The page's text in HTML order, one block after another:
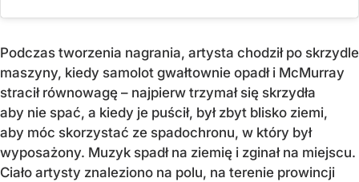
Podczas tworzenia nagrania, artysta chodził po skrzydle
maszyny, kiedy samolot gwałtownie opadł i McMurray
stracił równowagę – najpierw trzymał się skrzydła
aby nie spać, a kiedy je puścił, był zbyt blisko ziemi,
aby móc skorzystać ze spadochronu, w który był
wyposażony. Muzyk spadł na ziemię i zginał na miejscu.
Ciało artysty znaleziono na polu, na terenie prowincji